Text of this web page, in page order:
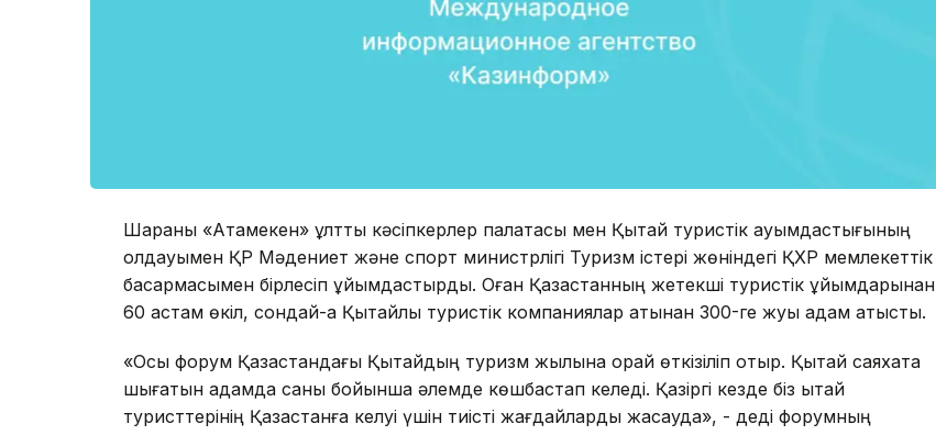
Шараны «Атамекен» ұлттық кәсіпкерлер палатасы мен Қытай туристік қауымдастығының
қолдауымен ҚР Мәдениет және спорт министрлігі Туризм істері жөніндегі ҚХР мемлекеттік
басқармасымен бірлесіп ұйымдастырды. Оған Қазақстанның жетекші туристік ұйымдарынан
60 астам өкіл, сондай-ақ Қытайлық туристік компаниялар атынан 300-ге жуық адам қатысты.
«Осы форум Қазақстандағы Қытайдың туризм жылына орай өткізіліп отыр. Қытай саяхатқа
шығатын адамда саны бойынша әлемде көшбастап келеді. Қазіргі кезде біз қытай
туристтерінің Қазақстанға келуі үшін тиісті жағдайларды жасауда», - деді форумның